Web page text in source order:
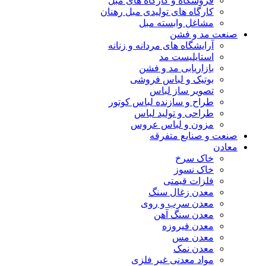
کارگاه های تولیدی مبل رهنان
مشاغل وابسته مبل
صنعت مد و فشن
آرایشگاه های مردانه و زنانه
استایلیست مد
بازاریابی مد و فشن
بوتیک و لباس فروشی
تصویر ساز لباس
طراح و سازنده لباس کوتور
طراحی و تولید لباس
مزون و لباس عروس
صنعت و صنایع متفرقه
معادن
خاک سرخ
خاک نسوز
فلزات قیمتی
معدن زغال سنگ
معدن سرب و روی
معدن سنگ آهن
معدن فیروزه
معدن مس
معدن نمک
مواد معدنی غیر فلزی